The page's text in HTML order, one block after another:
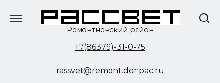
Ремонтненский район
+7(86379)-31-0-75
rassvet@remont.donpac.ru